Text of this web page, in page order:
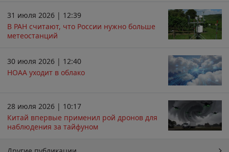
31 июля 2026 | 12:39
В РАН считают, что России нужно больше
метеостанций
30 июля 2026 | 12:40
НОАА уходит в облако
28 июля 2026 | 10:17
Китай впервые применил рой дронов для
наблюдения за тайфуном